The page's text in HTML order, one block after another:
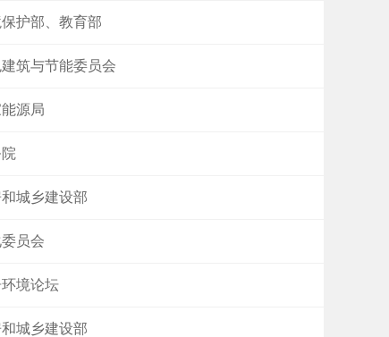
护部、教育部
筑与节能委员会
源局
城乡建设部
员会
境论坛
城乡建设部